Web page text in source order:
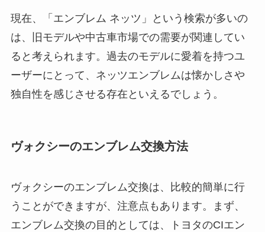
現在、「エンブレム ネッツ」という検索が多いの
は、旧モデルや中古車市場での需要が関連してい
ると考えられます。過去のモデルに愛着を持つユ
ーザーにとって、ネッツエンブレムは懐かしさや
独自性を感じさせる存在といえるでしょう。
ヴォクシーのエンブレム交換方法
ヴォクシーのエンブレム交換は、比較的簡単に行
うことができますが、注意点もあります。まず、
エンブレム交換の目的としては、トヨタのCIエン